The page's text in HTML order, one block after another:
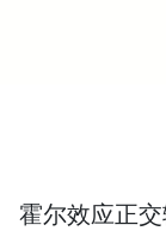
霍尔效应正